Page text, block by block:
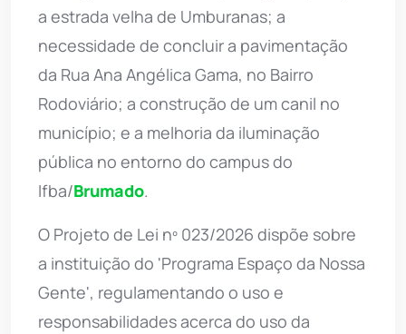
a estrada velha de Umburanas; a
necessidade de concluir a pavimentação
da Rua Ana Angélica Gama, no Bairro
Rodoviário; a construção de um canil no
município; e a melhoria da iluminação
pública no entorno do campus do
Ifba/Brumado.
O Projeto de Lei nº 023/2026 dispõe sobre
a instituição do 'Programa Espaço da Nossa
Gente', regulamentando o uso e
responsabilidades acerca do uso da